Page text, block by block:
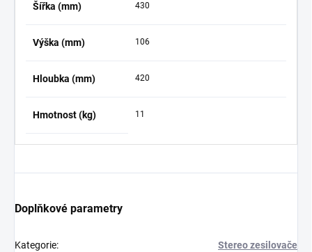
Šířka (mm) 430
Výška (mm) 106
Hloubka (mm) 420
Hmotnost (kg) 11
Doplňkové parametry
Kategorie: Stereo zesilovače